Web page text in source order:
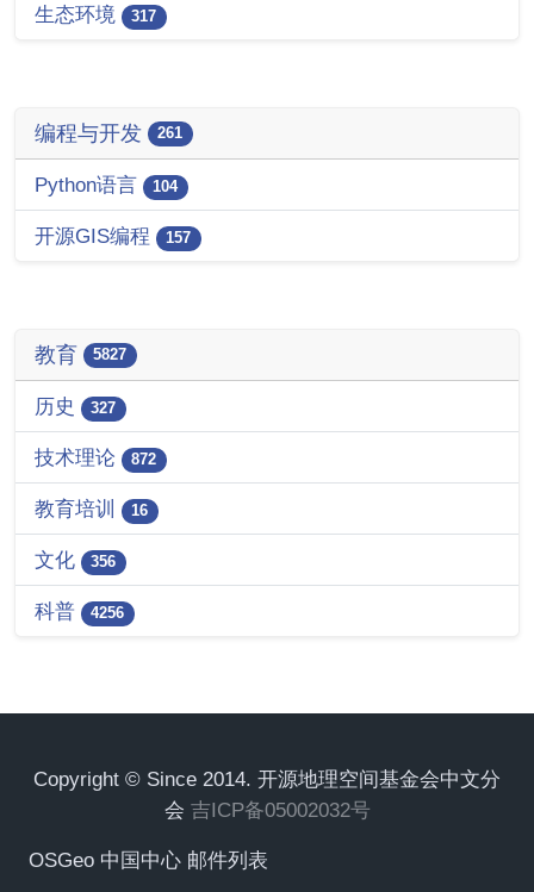
生态环境 317
编程与开发 261
Python语言 104
开源GIS编程 157
教育 5827
历史 327
技术理论 872
教育培训 16
文化 356
科普 4256
Copyright © Since 2014. 开源地理空间基金会中文分
会 吉ICP备05002032号
OSGeo 中国中心 邮件列表